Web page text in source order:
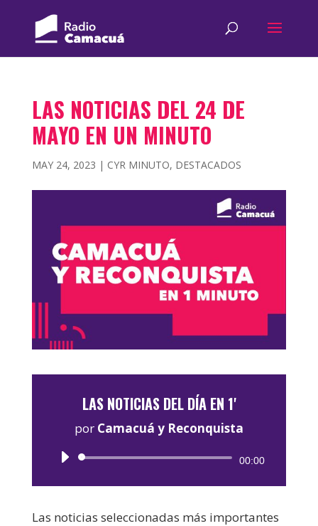
LAS NOTICIAS DEL 24 DE
MAYO EN UN MINUTO
MAY 24, 2023 | CYR MINUTO, DESTACADOS
LAS NOTICIAS DEL DÍA EN 1'
por Camacuá y Reconquista
Reproductor
00:00
Las noticias seleccionadas más importantes